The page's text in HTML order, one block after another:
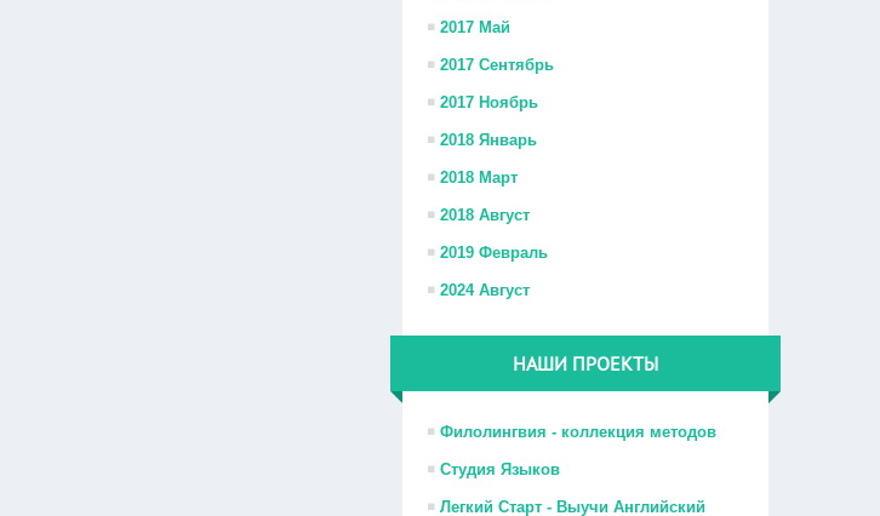
2017 Май
2017 Сентябрь
2017 Ноябрь
2018 Январь
2018 Март
2018 Август
2019 Февраль
2024 Август
НАШИ ПРОЕКТЫ
Филолингвия - коллекция методов
Студия Языков
Легкий Старт - Выучи Английский